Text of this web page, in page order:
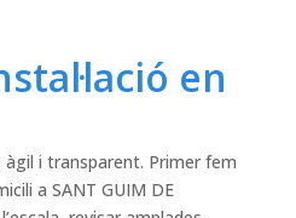
en
àgil i transparent. Primer fem
a SANT GUIM DE